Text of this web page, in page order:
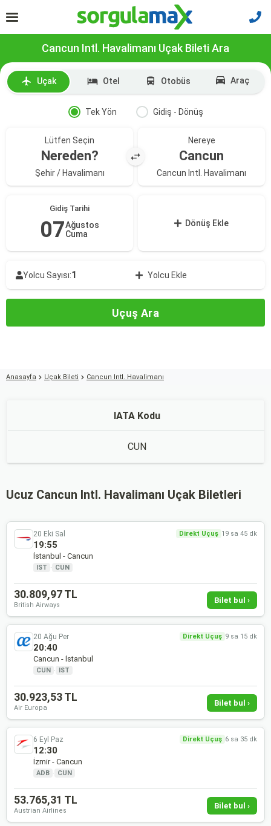
Cancun Intl. Havalimanı Uçak Bileti Ara
Uçak Otel Otobüs Araç
Tek Yön Gidiş - Dönüş
Lütfen Seçin
Nereden?
Şehir / Havalimanı
Nereye
Cancun
Cancun Intl. Havalimanı
Gidiş Tarihi
07Ağustos
Cuma
Dönüş Ekle
Yolcu Sayısı:1 Yolcu Ekle
Uçuş Ara
Anasayfa Uçak Bileti Cancun Intl. Havalimanı
IATA Kodu
CUN
Ucuz Cancun Intl. Havalimanı Uçak Biletleri
20 Eki Sal Direkt Uçuş 19 sa 45 dk
19:55
İstanbul - Cancun
IST · CUN
30.809,97 TL
British Airways
Bilet bul ›
20 Ağu Per Direkt Uçuş 9 sa 15 dk
20:40
Cancun - İstanbul
CUN · IST
30.923,53 TL
Air Europa
Bilet bul ›
6 Eyl Paz Direkt Uçuş 6 sa 35 dk
12:30
İzmir - Cancun
ADB · CUN
53.765,31 TL
Austrian Airlines
Bilet bul ›